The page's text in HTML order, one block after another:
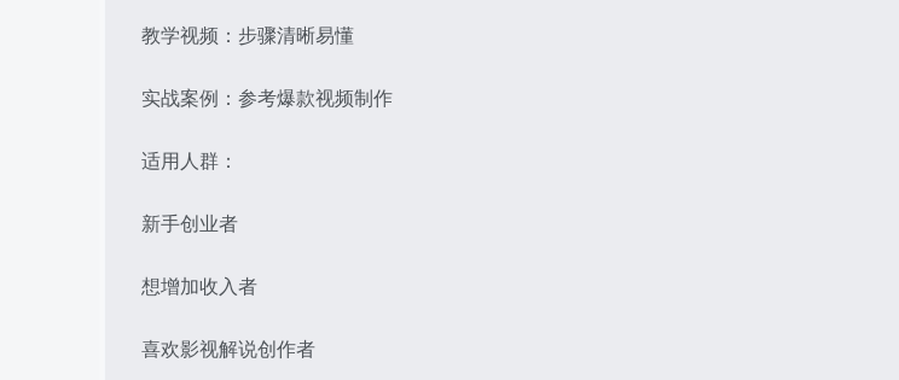
教学视频：步骤清晰易懂
实战案例：参考爆款视频制作
适用人群：
新手创业者
想增加收入者
喜欢影视解说创作者